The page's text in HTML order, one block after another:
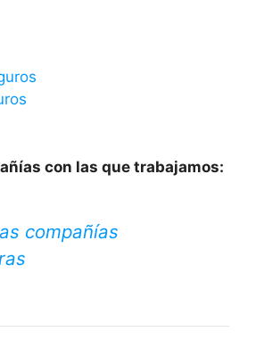
con las que trabajamos:
compañías